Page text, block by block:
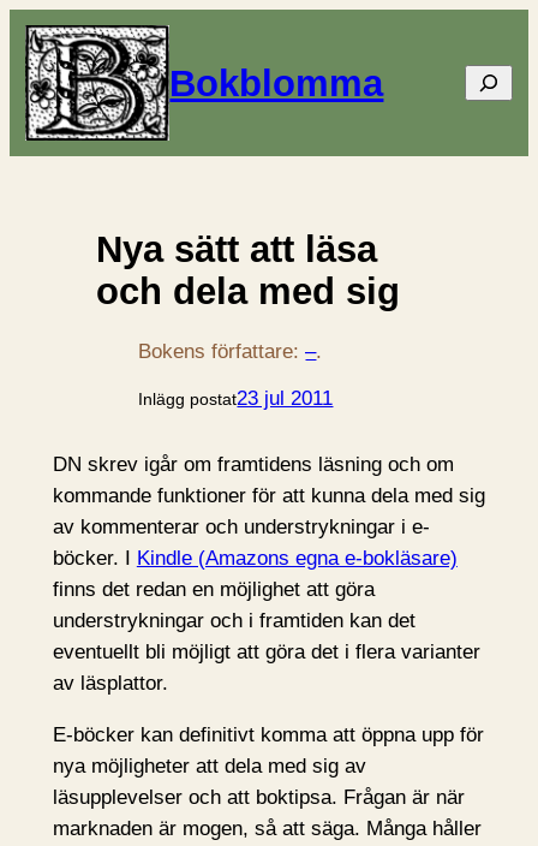
Bokblomma Sök
Nya sätt att läsa
och dela med sig
Bokens författare:–.
Inlägg postat23 jul 2011
DN skrev igår om framtidens läsning och om
kommande funktioner för att kunna dela med sig
av kommenterar och understrykningar i e-
böcker. I Kindle (Amazons egna e-bokläsare)
finns det redan en möjlighet att göra
understrykningar och i framtiden kan det
eventuellt bli möjligt att göra det i flera varianter
av läsplattor.
E-böcker kan definitivt komma att öppna upp för
nya möjligheter att dela med sig av
läsupplevelser och att boktipsa. Frågan är när
marknaden är mogen, så att säga. Många håller